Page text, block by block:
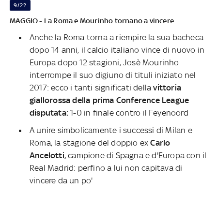
9/22
MAGGIO - La Roma e Mourinho tornano a vincere
Anche la Roma torna a riempire la sua bacheca
dopo 14 anni, il calcio italiano vince di nuovo in
Europa dopo 12 stagioni, Josè Mourinho
interrompe il suo digiuno di tituli iniziato nel
2017: ecco i tanti significati dellavittoria
giallorossa della prima Conference League
disputata:1-0 in finale contro il Feyenoord
A unire simbolicamente i successi di Milan e
Roma, la stagione del doppio exCarlo
Ancelotti,campione di Spagna e d'Europa con il
Real Madrid: perfino a lui non capitava di
vincere da un po'